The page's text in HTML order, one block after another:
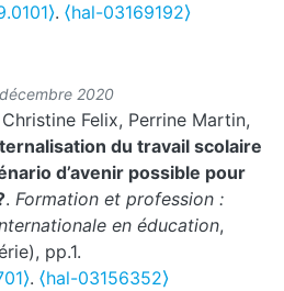
. ⟨hal-03169192⟩
2020
Felix, Perrine Martin,
du travail scolaire
d’avenir possible pour
. Formation et profession :
en éducation,
pp.1.
. ⟨hal-03156352⟩